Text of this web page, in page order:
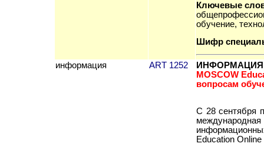
Ключевые
обучение,
Шифр
информация ART 1252
ИНФОРМАЦИЯ
MOSCOW
вопросам
С 28 сентября
Education Online